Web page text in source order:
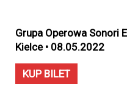
Grupa Operowa Sonori
Kielce • 08.05.2022
KUP BILET